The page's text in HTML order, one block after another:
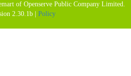
of Openserve Public Company Limited.
2.30.1b | Policy